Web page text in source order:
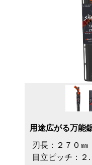
用途広がる万能
刃長：２７０
目立ピッチ：２